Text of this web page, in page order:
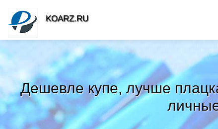
Дешевле купе, лучше
KOARZ.RU